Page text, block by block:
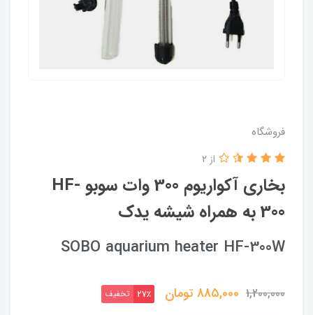
فروشگاه
بخاری آکواریوم 300 وات سوبو HF-
300 به همراه شیشه یدک
از 2
SOBO aquarium heater HF-300W
1,200,000
885,000تومان 27٪ تخفیف